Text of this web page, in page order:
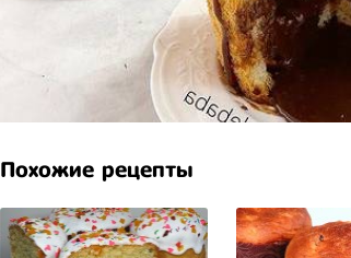
Похожие рецепты